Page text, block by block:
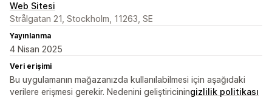
Web Sitesi
Strålgatan 21, Stockholm, 11263, SE
Yayınlanma
4 Nisan 2025
Veri erişimi
Bu uygulamanın mağazanızda kullanılabilmesi için aşağıdaki
verilere erişmesi gerekir. Nedenini geliştiriciningizlilik politikası